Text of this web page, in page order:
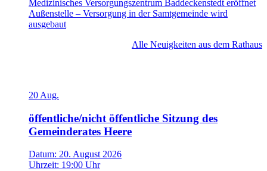
Medizinisches Versorgungszentrum Baddeckenstedt eröffnet
Außenstelle – Versorgung in der Samtgemeinde wird
ausgebaut
Alle Neuigkeiten aus dem Rathaus
20 Aug.
öffentliche/nicht öffentliche Sitzung des
Gemeinderates Heere
Datum: 20. August 2026
Uhrzeit: 19:00 Uhr